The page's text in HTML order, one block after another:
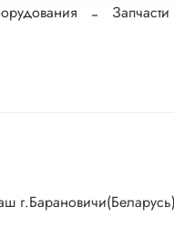
г.Барановичи(Беларусь)